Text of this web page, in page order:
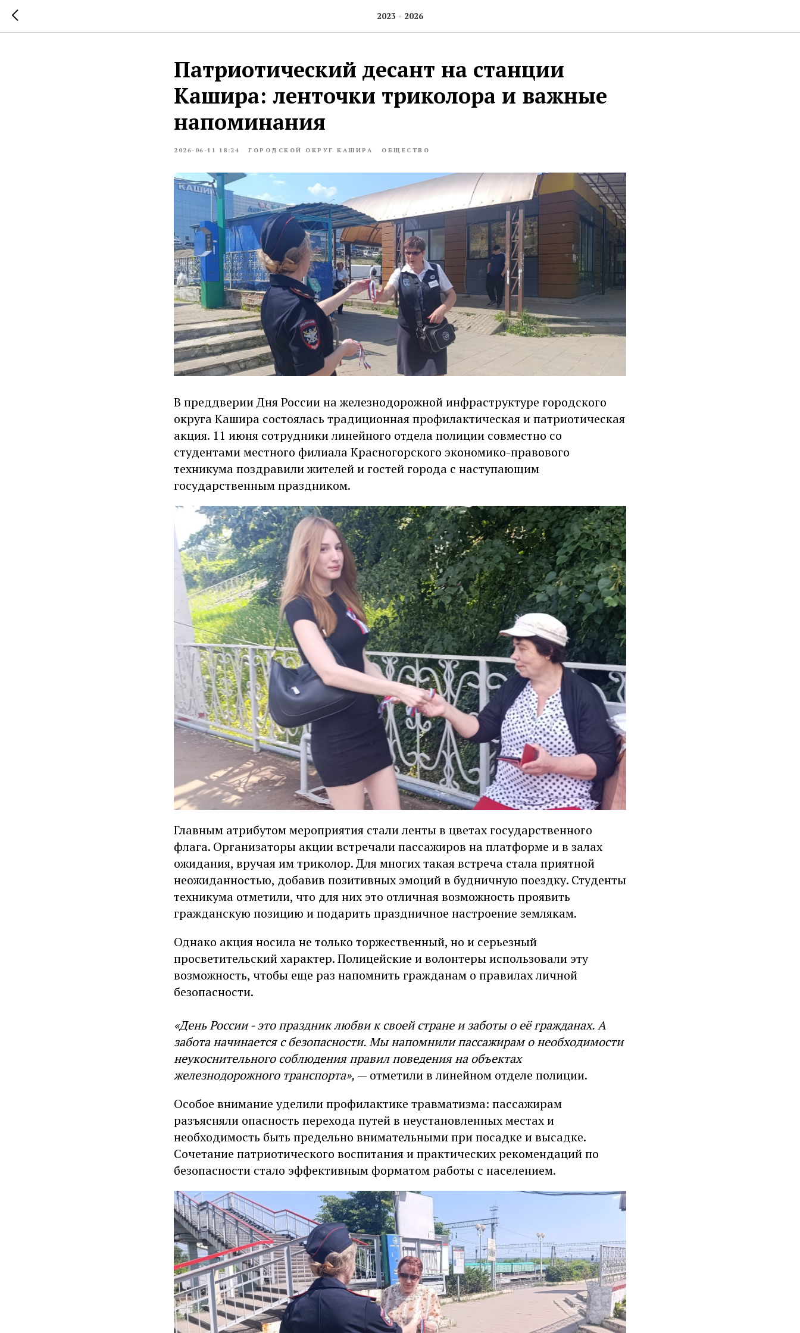
2023 - 2026
Патриотический десант на станции
Кашира: ленточки триколора и важные
напоминания
2026-06-11 18:24 ГОРОДСКОЙ ОКРУГ КАШИРА ОБЩЕСТВО
В преддверии Дня России на железнодорожной инфраструктуре городского
округа Кашира состоялась традиционная профилактическая и патриотическая
акция. 11 июня сотрудники линейного отдела полиции совместно со
студентами местного филиала Красногорского экономико-правового
техникума поздравили жителей и гостей города с наступающим
государственным праздником.
Главным атрибутом мероприятия стали ленты в цветах государственного
флага. Организаторы акции встречали пассажиров на платформе и в залах
ожидания, вручая им триколор. Для многих такая встреча стала приятной
неожиданностью, добавив позитивных эмоций в будничную поездку. Студенты
техникума отметили, что для них это отличная возможность проявить
гражданскую позицию и подарить праздничное настроение землякам.
Однако акция носила не только торжественный, но и серьезный
просветительский характер. Полицейские и волонтеры использовали эту
возможность, чтобы еще раз напомнить гражданам о правилах личной
безопасности.
«День России - это праздник любви к своей стране и заботы о её гражданах. А
забота начинается с безопасности. Мы напомнили пассажирам о необходимости
неукоснительного соблюдения правил поведения на объектах
железнодорожного транспорта», — отметили в линейном отделе полиции.
Особое внимание уделили профилактике травматизма: пассажирам
разъясняли опасность перехода путей в неустановленных местах и
необходимость быть предельно внимательными при посадке и высадке.
Сочетание патриотического воспитания и практических рекомендаций по
безопасности стало эффективным форматом работы с населением.